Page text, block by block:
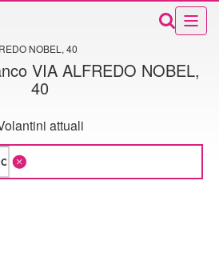
NOBEL, 40
VIA ALFREDO NOBEL,
40
attuali